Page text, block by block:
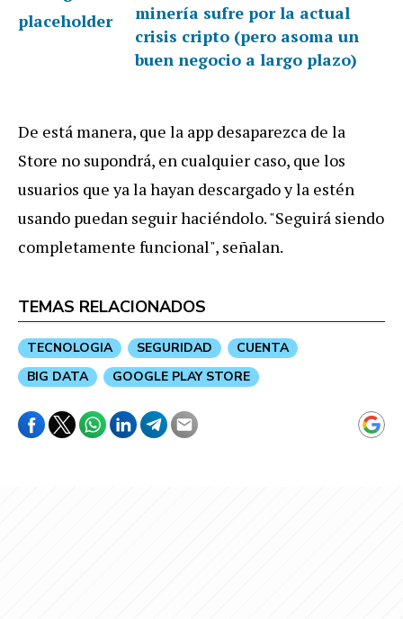
minería sufre por la actual
crisis cripto (pero asoma un
buen negocio a largo plazo)
De está manera, que la app desaparezca de la
Store no supondrá, en cualquier caso, que los
usuarios que ya la hayan descargado y la estén
usando puedan seguir haciéndolo. "Seguirá siendo
completamente funcional", señalan.
TEMAS RELACIONADOS
TECNOLOGIA SEGURIDAD
CUENTA
BIG DATA
GOOGLE PLAY STORE